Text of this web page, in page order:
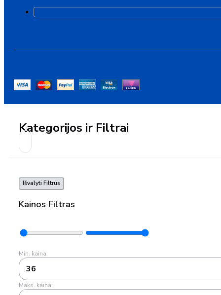
Kategorijos ir Filtrai
Išvalyti Filtrus
Kainos Filtras
Min. kaina:
36
Maks. kaina: